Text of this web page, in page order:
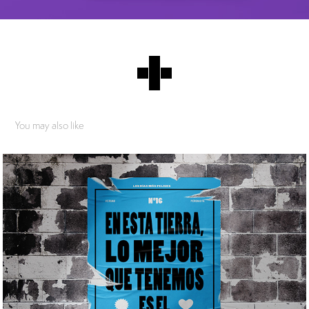
You may also like
Los días más felices - GM - Interior